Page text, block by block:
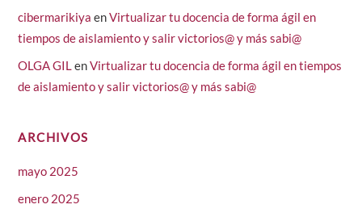
cibermarikiya enVirtualizar tu docencia de forma ágil en
tiempos de aislamiento y salir victorios@ y más sabi@
OLGA GILenVirtualizar tu docencia de forma ágil en tiempos
de aislamiento y salir victorios@ y más sabi@
ARCHIVOS
mayo 2025
enero 2025